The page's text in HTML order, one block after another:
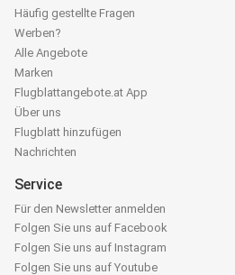
Häufig gestellte Fragen
Werben?
Alle Angebote
Marken
Flugblattangebote.at App
Über uns
Flugblatt hinzufügen
Nachrichten
Service
Für den Newsletter anmelden
Folgen Sie uns auf Facebook
Folgen Sie uns auf Instagram
Folgen Sie uns auf Youtube